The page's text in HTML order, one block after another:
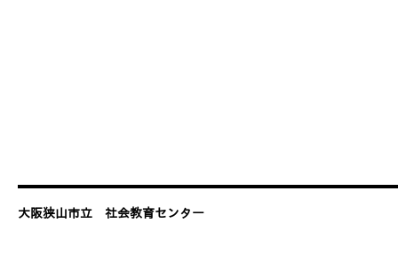
大阪狭山市立 社会教育センター